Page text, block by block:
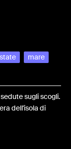
mare
sugli scogli.
dell'isola di